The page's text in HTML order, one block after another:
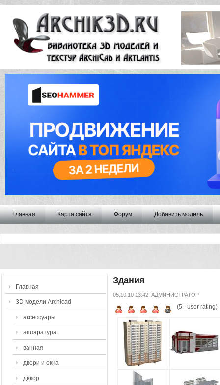
Главная Карта сайта Форум Добавить модель
Главная
3D модели Archicad
аксессуары
аппаратура
ванная
двери и окна
декор
Здания
05.10.10 13:42 АДМИНИСТРАТОР
(5 - user rating)